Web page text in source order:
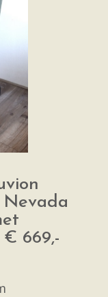
669,-